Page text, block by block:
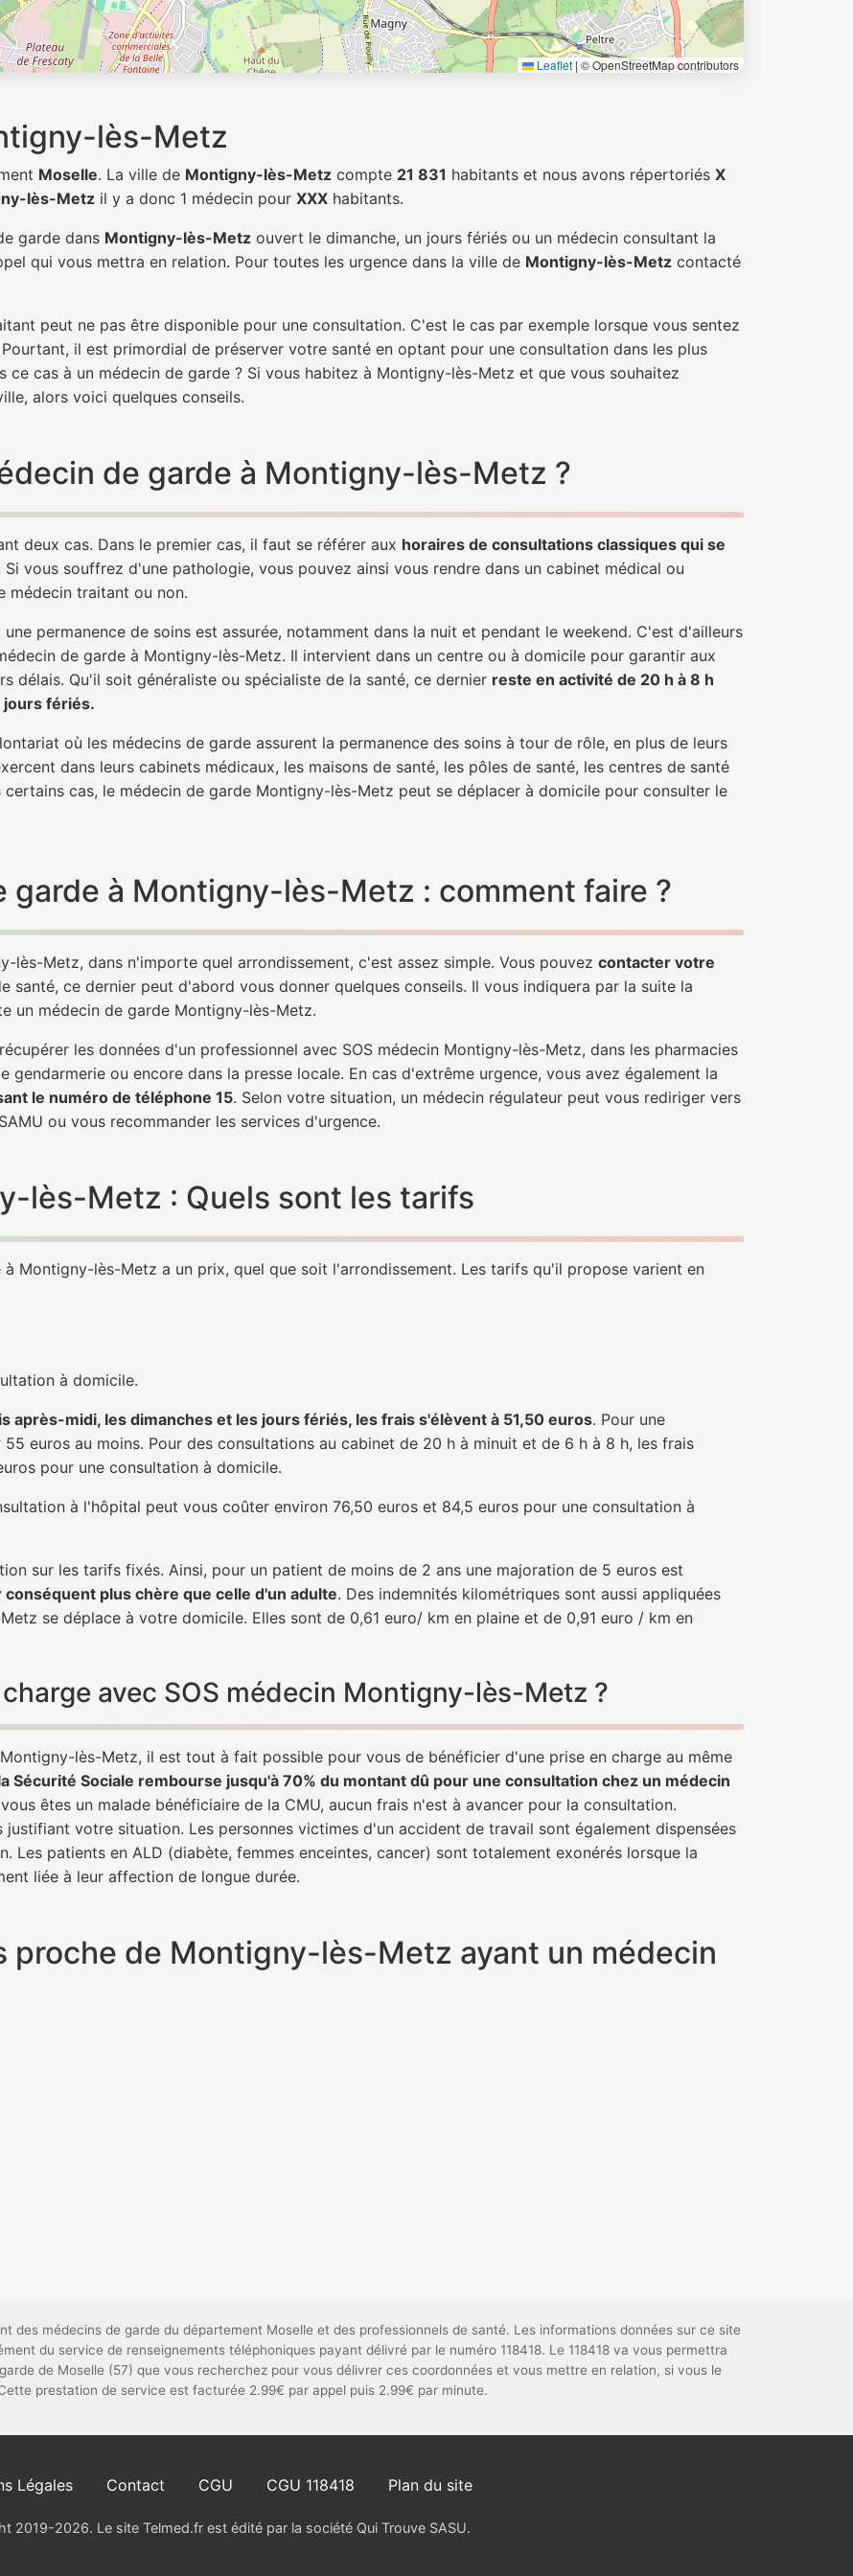
Leaflet | © OpenStreetMap contributors
lès-Metz
Moselle. La ville de Montigny-lès-Metz compte 21 831 habitants et nous avons répertoriés X
lès-Metz il y a donc 1 médecin pour XXX habitants.
garde dans Montigny-lès-Metz ouvert le dimanche, un jours fériés ou un médecin consultant la
qui vous mettra en relation. Pour toutes les urgence dans la ville de Montigny-lès-Metz contacté
peut ne pas être disponible pour une consultation. C'est le cas par exemple lorsque vous sentez
il est primordial de préserver votre santé en optant pour une consultation dans les plus
ce cas à un médecin de garde ? Si vous habitez à Montigny-lès-Metz et que vous souhaitez
alors voici quelques conseils.
de garde à Montigny-lès-Metz ?
deux cas. Dans le premier cas, il faut se référer aux horaires de consultations classiques qui se
Si vous souffrez d'une pathologie, vous pouvez ainsi vous rendre dans un cabinet médical ou
médecin traitant ou non.
permanence de soins est assurée, notamment dans la nuit et pendant le weekend. C'est d'ailleurs
de garde à Montigny-lès-Metz. Il intervient dans un centre ou à domicile pour garantir aux
délais. Qu'il soit généraliste ou spécialiste de la santé, ce dernier reste en activité de 20 h à 8 h
jours fériés.
où les médecins de garde assurent la permanence des soins à tour de rôle, en plus de leurs
dans leurs cabinets médicaux, les maisons de santé, les pôles de santé, les centres de santé
cas, le médecin de garde Montigny-lès-Metz peut se déplacer à domicile pour consulter le
garde à Montigny-lès-Metz : comment faire ?
lès-Metz, dans n'importe quel arrondissement, c'est assez simple. Vous pouvez contacter votre
santé, ce dernier peut d'abord vous donner quelques conseils. Il vous indiquera par la suite la
un médecin de garde Montigny-lès-Metz.
les données d'un professionnel avec SOS médecin Montigny-lès-Metz, dans les pharmacies
gendarmerie ou encore dans la presse locale. En cas d'extrême urgence, vous avez également la
le numéro de téléphone 15. Selon votre situation, un médecin régulateur peut vous rediriger vers
ou vous recommander les services d'urgence.
lès-Metz : Quels sont les tarifs
Montigny-lès-Metz a un prix, quel que soit l'arrondissement. Les tarifs qu'il propose varient en
à domicile.
après-midi, les dimanches et les jours fériés, les frais s'élèvent à 51,50 euros. Pour une
euros au moins. Pour des consultations au cabinet de 20 h à minuit et de 6 h à 8 h, les frais
pour une consultation à domicile.
à l'hôpital peut vous coûter environ 76,50 euros et 84,5 euros pour une consultation à
sur les tarifs fixés. Ainsi, pour un patient de moins de 2 ans une majoration de 5 euros est
plus chère que celle d'un adulte. Des indemnités kilométriques sont aussi appliquées
se déplace à votre domicile. Elles sont de 0,61 euro/ km en plaine et de 0,91 euro / km en
avec SOS médecin Montigny-lès-Metz ?
lès-Metz, il est tout à fait possible pour vous de bénéficier d'une prise en charge au même
Sécurité Sociale rembourse jusqu'à 70% du montant dû pour une consultation chez un médecin
êtes un malade bénéficiaire de la CMU, aucun frais n'est à avancer pour la consultation.
votre situation. Les personnes victimes d'un accident de travail sont également dispensées
Les patients en ALD (diabète, femmes enceintes, cancer) sont totalement exonérés lorsque la
liée à leur affection de longue durée.
proche de Montigny-lès-Metz ayant un médecin
des médecins de garde du département Moselle et des professionnels de santé. Les informations données sur ce site
du service de renseignements téléphoniques payant délivré par le numéro 118418. Le 118418 va vous permettra
de Moselle (57) que vous recherchez pour vous délivrer ces coordonnées et vous mettre en relation, si vous le
prestation de service est facturée 2.99€ par appel puis 2.99€ par minute.
Légales Contact CGU CGU 118418 Plan du site
2019-2026. Le site Telmed.fr est édité par la société Qui Trouve SASU.